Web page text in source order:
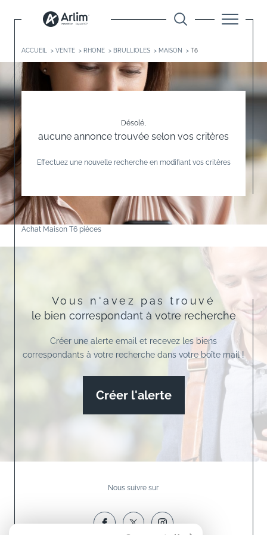
ACCUEIL VENTE RHONE BRULLIOLES MAISON T6
Désolé,
aucune annonce trouvée selon vos critères
Effectuez une nouvelle recherche en modifiant vos critères
Achat Maison T6 pièces
Vous n'avez pas trouvé
le bien correspondant à votre recherche
Créer une alerte email et recevez les biens
correspondants à votre recherche dans votre boîte mail !
Créer l'alerte
Nous suivre sur